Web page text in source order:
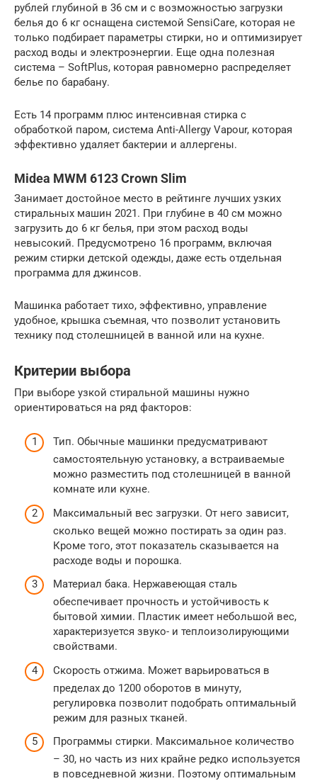
рублей глубиной в 36 см и с возможностью загрузки
белья до 6 кг оснащена системой SensiCare, которая не
только подбирает параметры стирки, но и оптимизирует
расход воды и электроэнергии. Еще одна полезная
система – SoftPlus, которая равномерно распределяет
белье по барабану.
Есть 14 программ плюс интенсивная стирка с
обработкой паром, система Anti-Allergy Vapour, которая
эффективно удаляет бактерии и аллергены.
Midea MWM 6123 Crown Slim
Занимает достойное место в рейтинге лучших узких
стиральных машин 2021. При глубине в 40 см можно
загрузить до 6 кг белья, при этом расход воды
невысокий. Предусмотрено 16 программ, включая
режим стирки детской одежды, даже есть отдельная
программа для джинсов.
Машинка работает тихо, эффективно, управление
удобное, крышка съемная, что позволит установить
технику под столешницей в ванной или на кухне.
Критерии выбора
При выборе узкой стиральной машины нужно
ориентироваться на ряд факторов:
Тип. Обычные машинки предусматривают
самостоятельную установку, а встраиваемые
можно разместить под столешницей в ванной
комнате или кухне.
Максимальный вес загрузки. От него зависит,
сколько вещей можно постирать за один раз.
Кроме того, этот показатель сказывается на
расходе воды и порошка.
Материал бака. Нержавеющая сталь
обеспечивает прочность и устойчивость к
бытовой химии. Пластик имеет небольшой вес,
характеризуется звуко- и теплоизолирующими
свойствами.
Скорость отжима. Может варьироваться в
пределах до 1200 оборотов в минуту,
регулировка позволит подобрать оптимальный
режим для разных тканей.
Программы стирки. Максимальное количество
– 30, но часть из них крайне редко используется
в повседневной жизни. Поэтому оптимальным